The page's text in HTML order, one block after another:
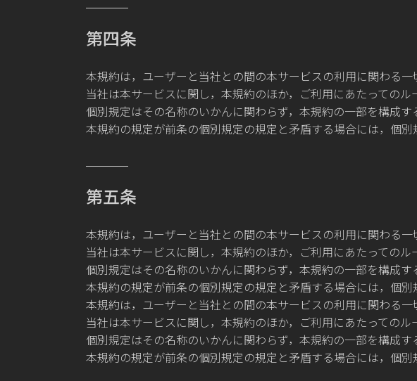
第四条
本規約は，ユーザーと当社との間の本サービスの利用に関わる一
当社は本サービスに関し，本規約のほか，ご利用にあたっての
個別規定はその名称のいかんに関わらず，本規約の一部を構成す
本規約の規定が前条の個別規定の規定と矛盾する場合には，個
第五条
本規約は，ユーザーと当社との間の本サービスの利用に関わる一
当社は本サービスに関し，本規約のほか，ご利用にあたっての
個別規定はその名称のいかんに関わらず，本規約の一部を構成す
本規約の規定が前条の個別規定の規定と矛盾する場合には，個
本規約は，ユーザーと当社との間の本サービスの利用に関わる一
当社は本サービスに関し，本規約のほか，ご利用にあたっての
個別規定はその名称のいかんに関わらず，本規約の一部を構成す
本規約の規定が前条の個別規定の規定と矛盾する場合には，個